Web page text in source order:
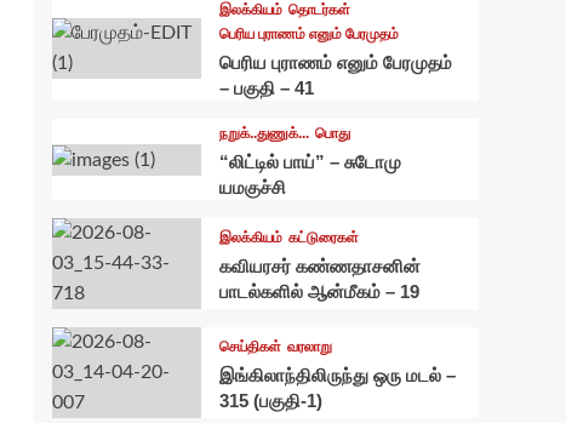
இலக்கியம் தொடர்கள்
பெரிய புராணம் எனும் பேரமுதம்
பெரிய புராணம் எனும் பேரமுதம்
– பகுதி – 41
நறுக்..துணுக்... பொது
“லிட்டில் பாய்” – சுடோமு
யமகுச்சி
இலக்கியம் கட்டுரைகள்
கவியரசர் கண்ணதாசனின்
பாடல்களில் ஆன்மீகம் – 19
செய்திகள் வரலாறு
இங்கிலாந்திலிருந்து ஒரு மடல் –
315 (பகுதி-1)